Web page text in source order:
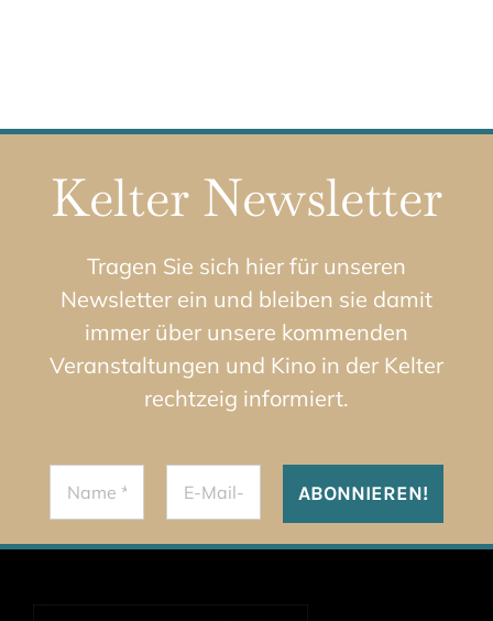
Kelter Newsletter
Tragen Sie sich hier für unseren
Newsletter ein und bleiben sie damit
immer über unsere kommenden
Veranstaltungen und Kino in der Kelter
rechtzeig informiert.